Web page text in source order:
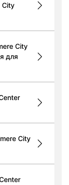
City
City
для
City